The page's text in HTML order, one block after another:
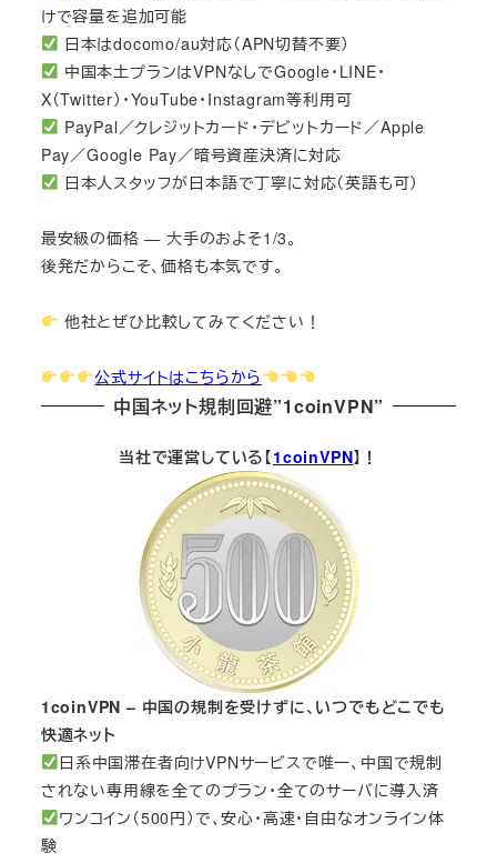
けで容量を追加可能
日本はdocomo/au対応（APN切替不要）
中国本土プランはVPNなしでGoogle・LINE・
X（Twitter）・YouTube・Instagram等利用可
PayPal／クレジットカード・デビットカード／Apple
Pay／Google Pay／暗号資産決済に対応
日本人スタッフが日本語で丁寧に対応（英語も可）
最安級の価格 — 大手のおよそ1/3。
後発だからこそ、価格も本気です。
他社とぜひ比較してみてください！
公式サイトはこちらから
中国ネット規制回避”1coinVPN”
当社で運営している【1coinVPN】！
1coinVPN – 中国の規制を受けずに、いつでもどこでも
快適ネット
日系中国滞在者向けVPNサービスで唯一、中国で規制
されない専用線を全てのプラン・全てのサーバに導入済
ワンコイン（500円）で、安心・高速・自由なオンライン体
験